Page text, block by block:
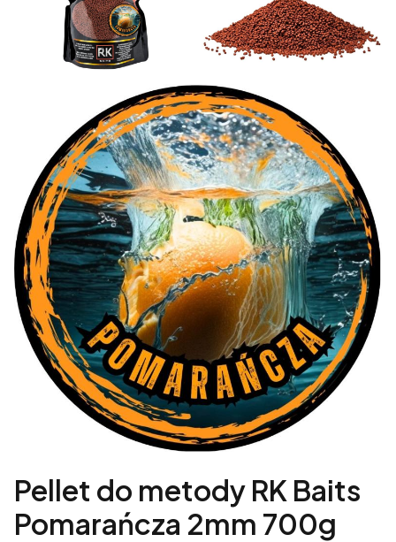
Pellet do metody RK Baits
Pomarańcza 2mm 700g